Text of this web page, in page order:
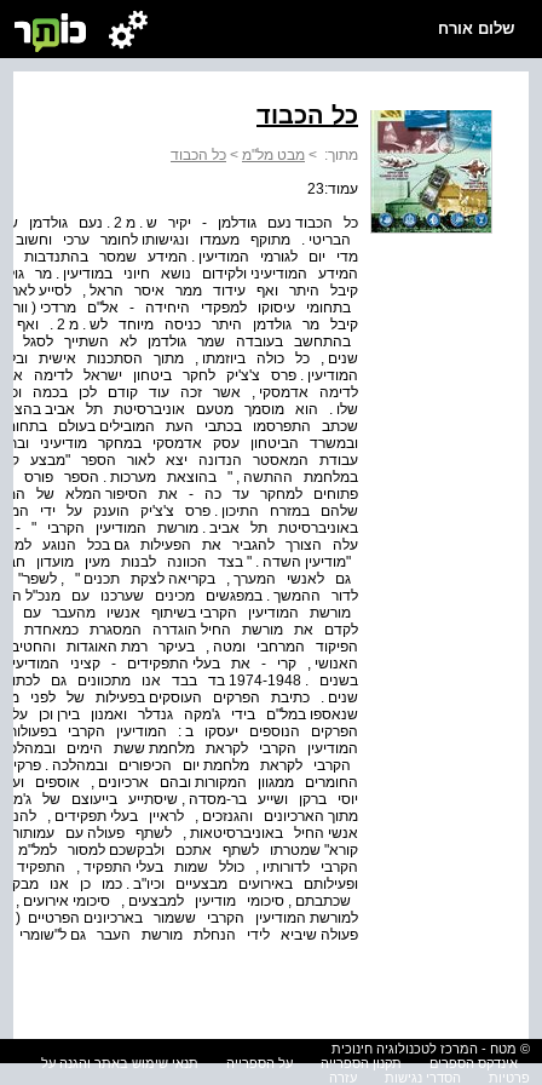
שלום אורח
כל הכבוד
מתוך: > מבט מל"מ > כל הכבוד
עמוד:23
כל הכבוד נעם גודלמן
הבריטי . מתוקף מעמדו ונגישותו לחומר ערכי
מדי יום לגורמי המודיעין . המידע שמסר
המידע המודיעיני ולקידום נושא חיוני במודיעין .
בתחומי עיסוקו למפקדי היחידה - אל"ם מרדכי (
קיבל מר
בהתחשב בעובדה שמר גולדמן לא השתייך לסגל
שנים , כל כולה ביוזמתו , מתוך הסתכנות אישית
המודיעין . פרס צ'צ'יק לחקר ביטחון ישראל לדימה
לדימה אדמסקי , אשר זכה עוד קודם לכן בכמה
שלו . הוא מוסמך מטעם אוניברסיטת תל אביב
שכתב התפרסמו בכתבי העת המובילים בעולם בתחום
ובמשרד הביטחון עסק אדמסקי במחקר מודיעיני
עבודת המאסטר הנדונה יצא לאור הספר "מבצע
במלחמת ההתשה , " בהוצאת מערכות . הספר פורס
פתוחים למחקר עד כה - את הסיפור המלא של
שלהם במזרח התיכון . פרס צ'צ'יק הוענק על ידי
באוניברסיטת תל אביב . מורשת המודיעין הקרבי " -
עלה הצורך להגביר את הפעילות גם בכל הנוגע
"מודיעין השדה . " בצד הכוונה לבנות מעין מועדון
גם לאנשי המערך , בקריאה לצקת תכנים " , לשפר"
לדור ההמשך . במפגשים מכינים שערכנו עם מנכ"ל
מורשת המודיעין הקרבי בשיתוף אנשיו מהעבר עם חיל
לקדם את מורשת החיל הוגדרה המסגרת כמאחדת
הפיקוד המרחבי ומטה , בעיקר רמת האוגדות
האנושי , קרי - את בעלי התפקידים - קציני
בשנים . 1974-1948 בד בבד אנו
שנים . כתיבת הפרקים העוסקים בפעילות של
שנאספו במל"ם בידי ג'מקה גנדלר ואמנון בירן וכן על
הפרקים הנוספים יעסקו ב : המודיעין הקרבי
המודיעין הקרבי לקראת מלחמת ששת הימים
הקרבי לקראת מלחמת יום הכיפורים ובמהלכה .
החומרים ממגוון המקורות ובהם ארכיונים , אוספים
יוסי ברקן ושייע בר-מסדה , שיסתייע בייעוצם של
מתוך הארכיונים והגנזכים , לראיין בעלי תפקידים ,
אנשי החיל באוניברסיטאות , לשתף פעולה עם
קורא" שמטרתו לשתף אתכם ולבקשכם למסור למל"מ
הקרבי לדורותיו , כולל שמות בעלי התפקיד ,
ופעילותם באירועים מבצעיים וכיו"ב . כמו כן אנו
שכתבתם , סיכומי מודיעין למבצעים , סיכומי
למורשת המודיעין הקרבי ששמור בארכיונים הפרטיים (
פעולה שיביא לידי הנחלת מורשת העבר גם ל"שומרי
© מטח - המרכז לטכנולוגיה חינוכית
אינדקס הספרים
תקנון הספרייה על הספרייה
תנאי שימוש באתר והגנה על
פרטיות
הסדרי נגישות עזרה